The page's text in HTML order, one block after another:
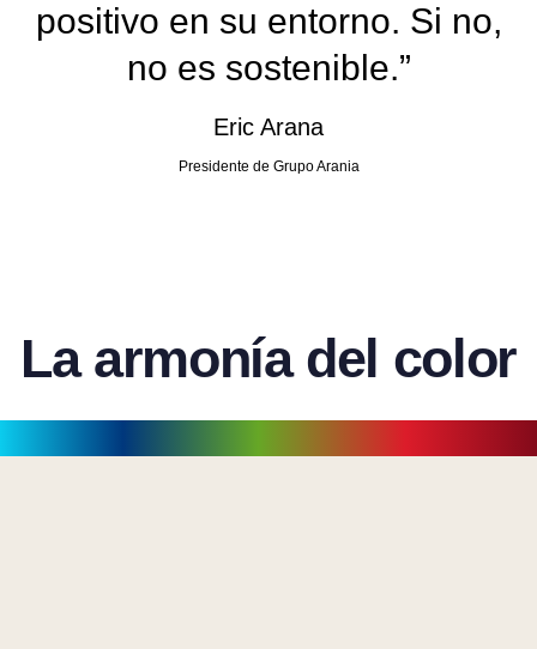
positivo en su entorno. Si no,
no es sostenible.”
Eric Arana
Presidente de Grupo Arania
La armonía del color